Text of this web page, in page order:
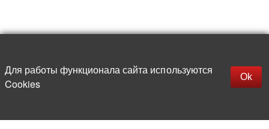
Фильтры
Для работы функционала сайта используются
Cookies
Ok